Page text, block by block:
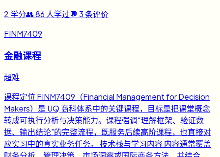
2 学分👥86 人学过💬 3条评价
FINM7409
金融课程
超难
课程定位 FINM7409（Financial Management for Decision
Makers）是 UQ 商科体系中的关键课程，目标是把课堂概念
转成可执行分析与决策能力。课程强调“理解框架、验证数
据、输出结论”的完整流程，既服务后续高阶课程，也直接对
应实习中的真实业务任务。 技术栈与学习内容 内容通常覆盖